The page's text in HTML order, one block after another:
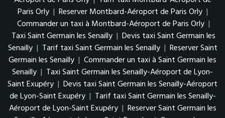
Paris Orly | Reserver Montbard-Aéroport de Paris Orly |
Commander un taxi à Montbard-Aéroport de Paris Orly |
Taxi Saint Germain les Senailly | Devis taxi Saint Germain les
Senailly | Tarif taxi Saint Germain les Senailly | Reserver Saint
Germain les Senailly | Commander un taxi à Saint Germain les
Senailly | Taxi Saint Germain les Senailly-Aéroport de Lyon-
Saint Exupéry | Devis taxi Saint Germain les Senailly-Aéroport
de Lyon-Saint Exupéry | Tarif taxi Saint Germain les Senailly-
Aéroport de Lyon-Saint Exupéry | Reserver Saint Germain les